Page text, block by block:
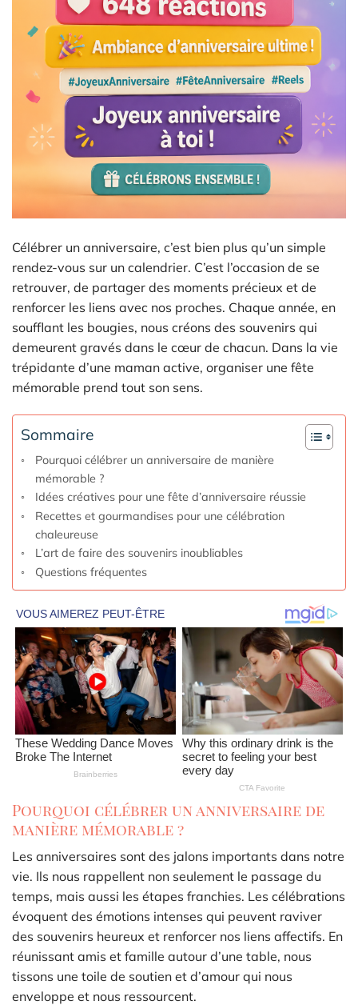
Célébrer un anniversaire, c’est bien plus qu’un simple
rendez-vous sur un calendrier. C’est l’occasion de se
retrouver, de partager des moments précieux et de
renforcer les liens avec nos proches. Chaque année, en
soufflant les bougies, nous créons des souvenirs qui
demeurent gravés dans le cœur de chacun. Dans la vie
trépidante d’une maman active, organiser une fête
mémorable prend tout son sens.
Sommaire
Pourquoi célébrer un anniversaire de manière
mémorable ?
Idées créatives pour une fête d’anniversaire réussie
Recettes et gourmandises pour une célébration
chaleureuse
L’art de faire des souvenirs inoubliables
Questions fréquentes
Pourquoi célébrer un anniversaire de
manière mémorable ?
Les anniversaires sont des jalons importants dans notre
vie. Ils nous rappellent non seulement le passage du
temps, mais aussi les étapes franchies. Les célébrations
évoquent des émotions intenses qui peuvent raviver
des souvenirs heureux et renforcer nos liens affectifs. En
réunissant amis et famille autour d’une table, nous
tissons une toile de soutien et d’amour qui nous
enveloppe et nous ressourcent.